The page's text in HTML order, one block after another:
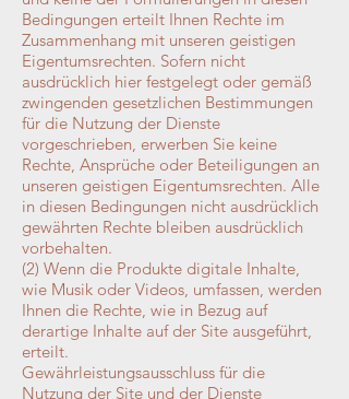
Bedingungen erteilt Ihnen Rechte im
Zusammenhang mit unseren geistigen
Eigentumsrechten. Sofern nicht
ausdrücklich hier festgelegt oder gemäß
zwingenden gesetzlichen Bestimmungen
für die Nutzung der Dienste
vorgeschrieben, erwerben Sie keine
Rechte, Ansprüche oder Beteiligungen an
unseren geistigen Eigentumsrechten. Alle
in diesen Bedingungen nicht ausdrücklich
gewährten Rechte bleiben ausdrücklich
vorbehalten.
(2) Wenn die Produkte digitale Inhalte,
wie Musik oder Videos, umfassen, werden
Ihnen die Rechte, wie in Bezug auf
derartige Inhalte auf der Site ausgeführt,
erteilt.
Gewährleistungsausschluss für die
Nutzung der Site und der Dienste